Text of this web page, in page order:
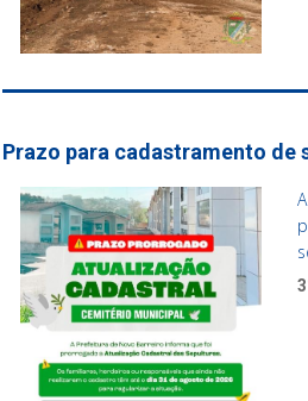
Prazo para cadastramento de